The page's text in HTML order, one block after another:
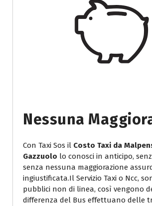
Nessuna
Con Taxi Sos il Costo Taxi da
Gazzuolo lo conosci in anticipo,
senza nessuna maggiorazione
ingiustificata.Il Servizio Taxi o Ncc,
pubblici non di linea, così vengono
differenza del Bus effettuano delle